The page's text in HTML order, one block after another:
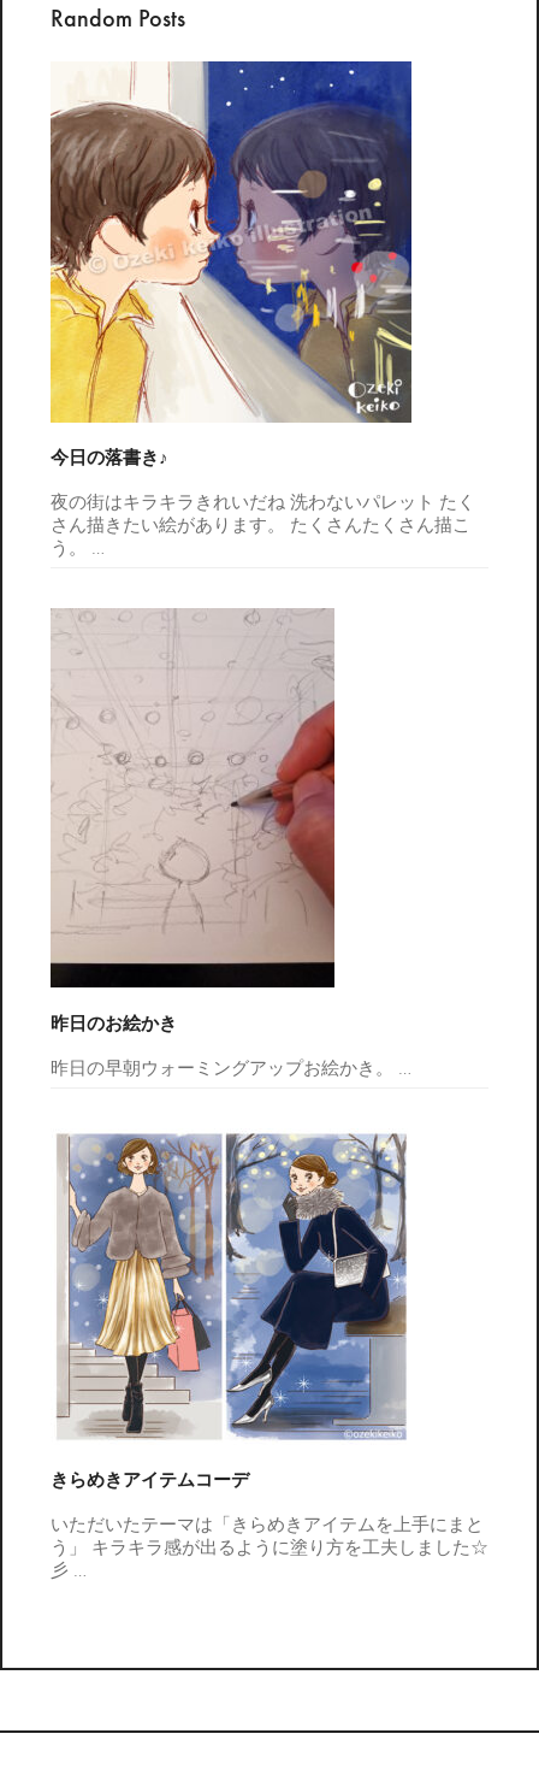
Random Posts
今日の落書き♪
夜の街はキラキラきれいだね 洗わないパレット たく
さん描きたい絵があります。 たくさんたくさん描こ
う。
…
昨日のお絵かき
昨日の早朝ウォーミングアップお絵かき。
きらめきアイテムコーデ
いただいたテーマは「きらめきアイテムを上手にまと
う」 キラキラ感が出るように塗り方を工夫しました☆
彡 …